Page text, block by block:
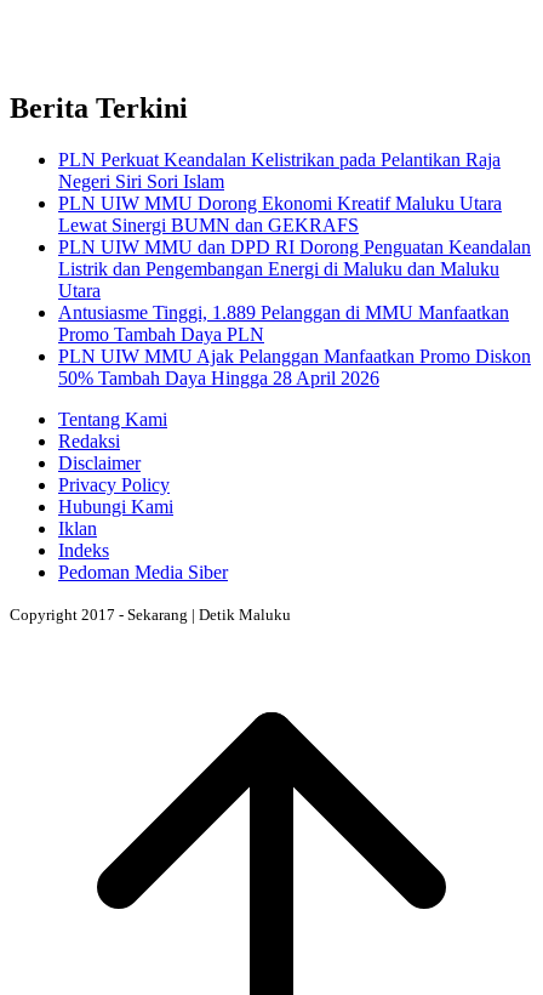
Berita Terkini
PLN Perkuat Keandalan Kelistrikan pada Pelantikan Raja
Negeri Siri Sori Islam
PLN UIW MMU Dorong Ekonomi Kreatif Maluku Utara
Lewat Sinergi BUMN dan GEKRAFS
PLN UIW MMU dan DPD RI Dorong Penguatan Keandalan
Listrik dan Pengembangan Energi di Maluku dan Maluku
Utara
Antusiasme Tinggi, 1.889 Pelanggan di MMU Manfaatkan
Promo Tambah Daya PLN
PLN UIW MMU Ajak Pelanggan Manfaatkan Promo Diskon
50% Tambah Daya Hingga 28 April 2026
Tentang Kami
Redaksi
Disclaimer
Privacy Policy
Hubungi Kami
Iklan
Indeks
Pedoman Media Siber
Copyright 2017 - Sekarang | Detik Maluku